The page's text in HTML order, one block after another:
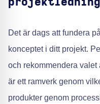
Det är dags att fundera
konceptet i ditt projekt.
och rekommendera valet
är ett ramverk genom
produkter genom